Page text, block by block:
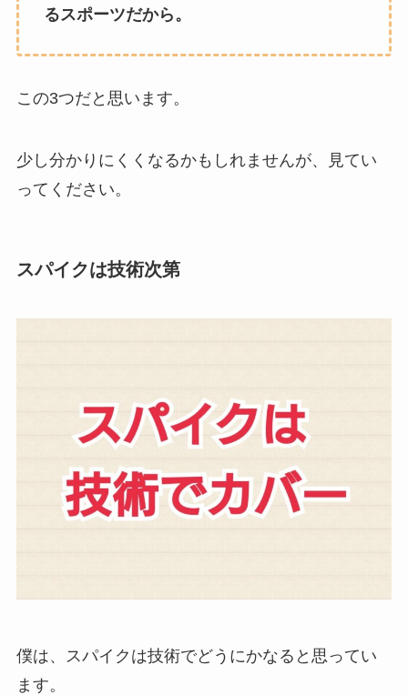
るスポーツだから。
この3つだと思います。
少し分かりにくくなるかもしれませんが、見てい
ってください。
スパイクは技術次第
僕は、スパイクは技術でどうにかなると思ってい
ます。